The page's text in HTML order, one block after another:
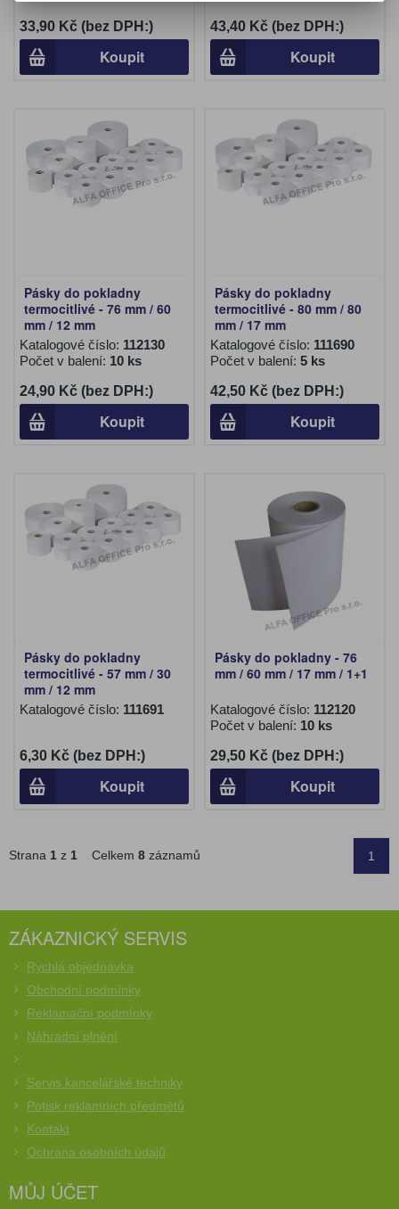
33,90 Kč (bez DPH:)
Koupit
43,40 Kč (bez DPH:)
Koupit
Pásky do pokladny
termocitlivé - 76 mm / 60
mm / 12 mm
Katalogové číslo: 112130
Počet v balení: 10 ks
24,90 Kč (bez DPH:)
Koupit
Pásky do pokladny
termocitlivé - 80 mm / 80
mm / 17 mm
Katalogové číslo: 111690
Počet v balení: 5 ks
42,50 Kč (bez DPH:)
Koupit
Pásky do pokladny
termocitlivé - 57 mm / 30
mm / 12 mm
Katalogové číslo: 111691
6,30 Kč (bez DPH:)
Koupit
Pásky do pokladny - 76
mm / 60 mm / 17 mm / 1+1
Katalogové číslo: 112120
Počet v balení: 10 ks
29,50 Kč (bez DPH:)
Koupit
Strana 1 z 1 Celkem 8 záznamů 1
ZÁKAZNICKÝ SERVIS
Rychlá objednávka
Obchodní podmínky
Reklamační podmínky
Náhradní plnění
Servis kancelářské techniky
Potisk reklamních předmětů
Kontakt
Ochrana osobních údajů
MŮJ ÚČET